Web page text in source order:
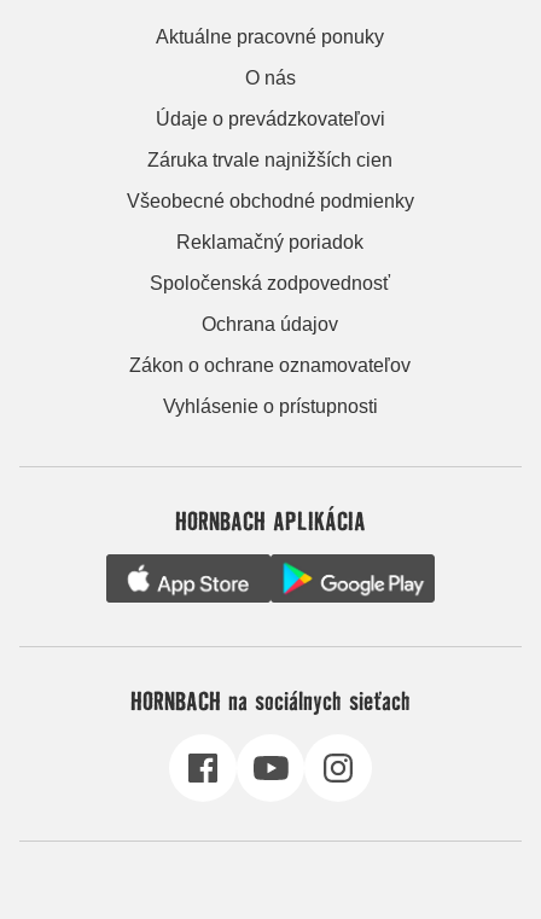
Aktuálne pracovné ponuky
O nás
Údaje o prevádzkovateľovi
Záruka trvale najnižších cien
Všeobecné obchodné podmienky
Reklamačný poriadok
Spoločenská zodpovednosť
Ochrana údajov
Zákon o ochrane oznamovateľov
Vyhlásenie o prístupnosti
HORNBACH APLIKÁCIA
HORNBACH na sociálnych sieťach